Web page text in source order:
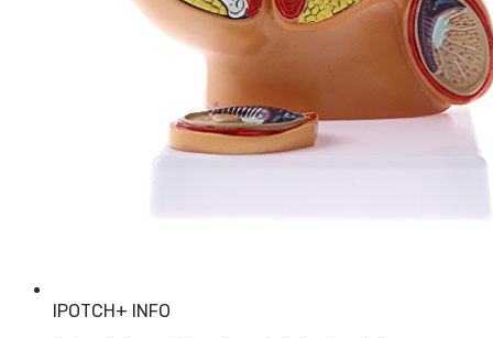
IPOTCH+ INFO